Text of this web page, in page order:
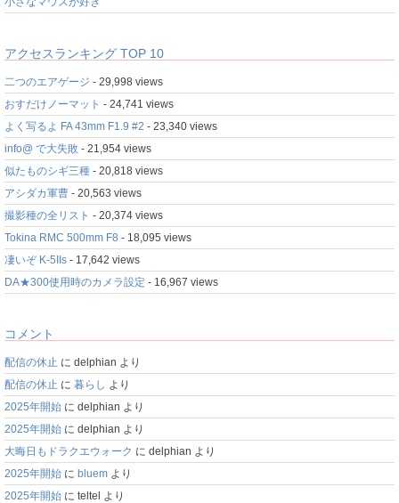
アクセスランキング TOP 10
二つのエアゲージ - 29,998 views
おすだけノーマット - 24,741 views
よく写るよ FA 43mm F1.9 #2 - 23,340 views
info@ で大失敗 - 21,954 views
似たものシギ三種 - 20,818 views
アシダカ軍曹 - 20,563 views
撮影種の全リスト - 20,374 views
Tokina RMC 500mm F8 - 18,095 views
凄いぞ K-5IIs - 17,642 views
DA★300使用時のカメラ設定 - 16,967 views
コメント
配信の休止 に delphian より
配信の休止 に 暮らし より
2025年開始 に delphian より
2025年開始 に delphian より
大晦日もドラクエウォーク に delphian より
2025年開始 に bluem より
2025年開始 に teltel より